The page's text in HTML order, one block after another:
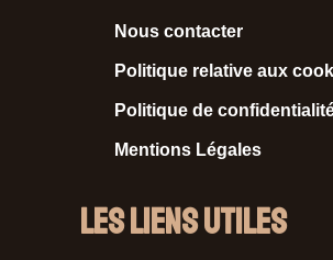
Nous contacter
Politique relative aux
Politique de
Mentions Légales
Les liens utiles